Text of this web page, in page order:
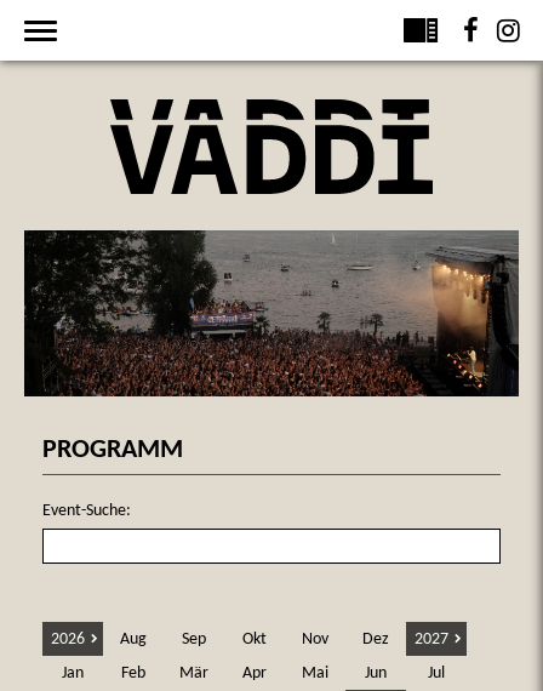
Toggle
PROGRAMM
Event-Suche:
2026 Aug Sep Okt Nov Dez
2027
Jan
Feb Mär Apr Mai Jun
Jul